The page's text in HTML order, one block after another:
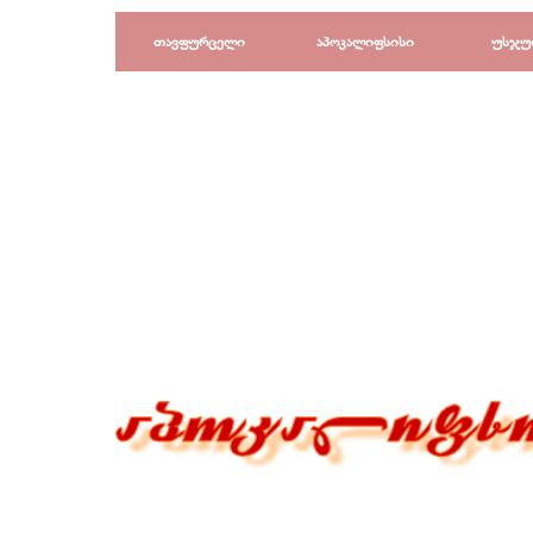
Перейти к контенту
თავფურცელი აპოკალიფსისი